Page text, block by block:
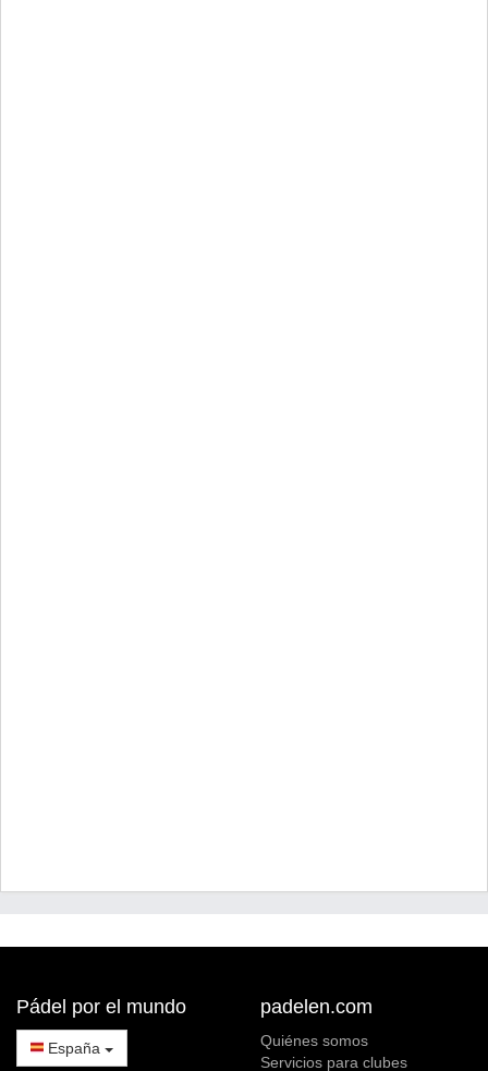
Pádel por el mundo
España
padelen.com
Quiénes somos
Servicios para clubes